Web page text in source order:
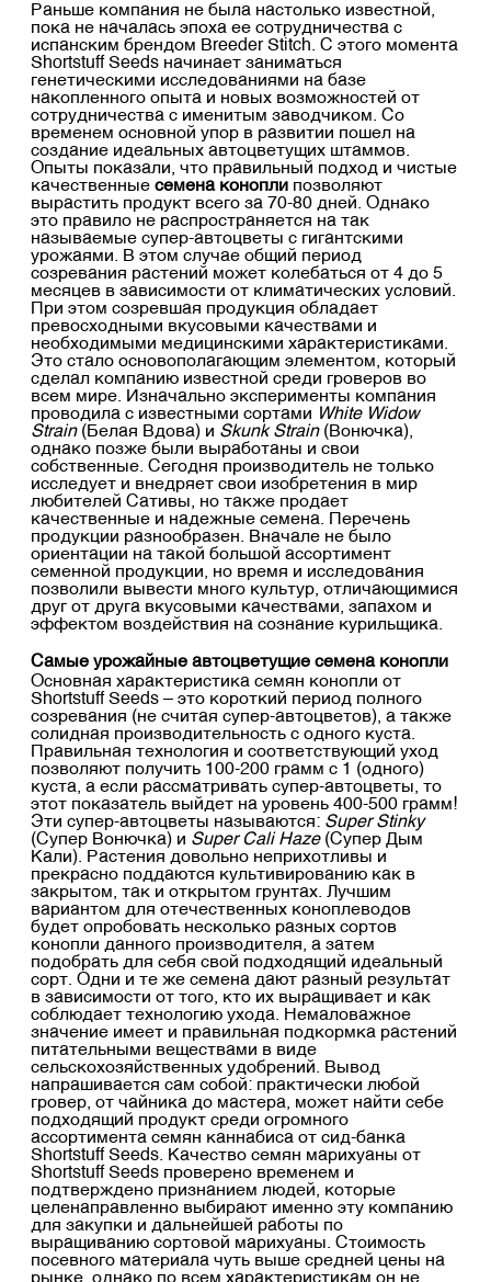
Раньше компания не была настолько известной,
пока не началась эпоха ее сотрудничества с
испанским брендом Breeder Stitch. С этого момента
Shortstuff Seeds начинает заниматься
генетическими исследованиями на базе
накопленного опыта и новых возможностей от
сотрудничества с именитым заводчиком. Со
временем основной упор в развитии пошел на
создание идеальных автоцветущих штаммов.
Опыты показали, что правильный подход и чистые
качественные семена конопли позволяют
вырастить продукт всего за 70-80 дней. Однако
это правило не распространяется на так
называемые супер-автоцветы с гигантскими
урожаями. В этом случае общий период
созревания растений может колебаться от 4 до 5
месяцев в зависимости от климатических условий.
При этом созревшая продукция обладает
превосходными вкусовыми качествами и
необходимыми медицинскими характеристиками.
Это стало основополагающим элементом, который
сделал компанию известной среди гроверов во
всем мире. Изначально эксперименты компания
проводила с известными сортами White Widow
Strain(Белая Вдова) и Skunk Strain(Вонючка),
однако позже были выработаны и свои
собственные. Сегодня производитель не только
исследует и внедряет свои изобретения в мир
любителей Сативы, но также продает
качественные и надежные семена. Перечень
продукции разнообразен. Вначале не было
ориентации на такой большой ассортимент
семенной продукции, но время и исследования
позволили вывести много культур, отличающимися
друг от друга вкусовыми качествами, запахом и
эффектом воздействия на сознание курильщика.
Самые урожайные автоцветущие семена конопли
Основная характеристика семян конопли от
Shortstuff Seeds – это короткий период полного
созревания (не считая супер-автоцветов), а также
солидная производительность с одного куста.
Правильная технология и соответствующий уход
позволяют получить 100-200 грамм с 1 (одного)
куста, а если рассматривать супер-автоцветы, то
этот показатель выйдет на уровень 400-500 грамм!
Эти супер-автоцветы называются: Super Stinky
(Супер Вонючка) и Super Cali Haze(Супер Дым
Кали). Растения довольно неприхотливы и
прекрасно поддаются культивированию как в
закрытом, так и открытом грунтах. Лучшим
вариантом для отечественных коноплеводов
будет опробовать несколько разных сортов
конопли данного производителя, а затем
подобрать для себя свой подходящий идеальный
сорт. Одни и те же семена дают разный результат
в зависимости от того, кто их выращивает и как
соблюдает технологию ухода. Немаловажное
значение имеет и правильная подкормка растений
питательными веществами в виде
сельскохозяйственных удобрений. Вывод
напрашивается сам собой: практически любой
гровер, от чайника до мастера, может найти себе
подходящий продукт среди огромного
ассортимента семян каннабиса от сид-банка
Shortstuff Seeds. Качество семян марихуаны от
Shortstuff Seeds проверено временем и
подтверждено признанием людей, которые
целенаправленно выбирают именно эту компанию
для закупки и дальнейшей работы по
выращиванию сортовой марихуаны. Стоимость
посевного материала чуть выше средней цены на
рынке, однако по всем характеристикам он не